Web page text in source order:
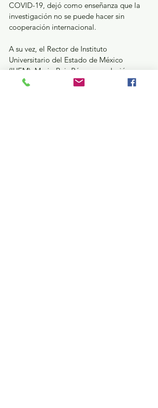
COVID-19, dejó como enseñanza que la
investigación no se puede hacer sin
cooperación internacional.
A su vez, el Rector de Instituto
Universitario del Estado de México
(IUEM), Mario Ruiz Pérez, agradeció que
expertos en diversos campos de la